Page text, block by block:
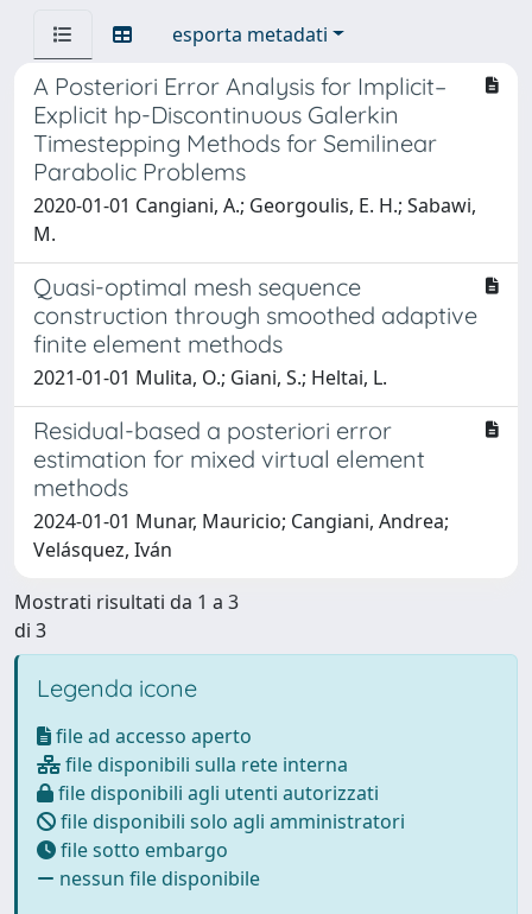
esporta metadati
A Posteriori Error Analysis for Implicit–
Explicit hp-Discontinuous Galerkin
Timestepping Methods for Semilinear
Parabolic Problems
2020-01-01 Cangiani, A.; Georgoulis, E. H.; Sabawi,
M.
Quasi-optimal mesh sequence
construction through smoothed adaptive
finite element methods
2021-01-01 Mulita, O.; Giani, S.; Heltai, L.
Residual-based a posteriori error
estimation for mixed virtual element
methods
2024-01-01 Munar, Mauricio; Cangiani, Andrea;
Velásquez, Iván
Mostrati risultati da 1 a 3
di 3
Legenda icone
file ad accesso aperto
file disponibili sulla rete interna
file disponibili agli utenti autorizzati
file disponibili solo agli amministratori
file sotto embargo
nessun file disponibile